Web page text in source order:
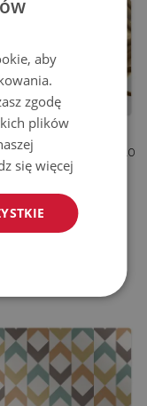
PODŁOGĘ POD KRZESŁO
ZŁOTE ELEMENTY
184.99
aby
zgodę
plików
się więcej